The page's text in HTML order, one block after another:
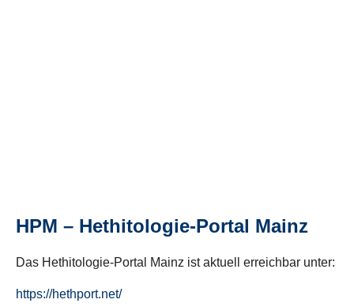
HPM – Hethitologie-Portal Mainz
Das Hethitologie-Portal Mainz ist aktuell erreichbar unter:
https://hethport.net/